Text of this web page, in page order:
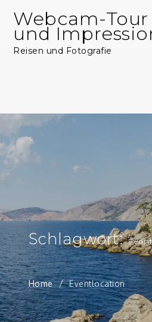
content
Webcam-Tour
und
Reisen und Fotografie
Schlagwort:
Home Eventlocation